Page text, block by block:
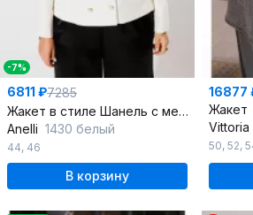
-7%
6811 ₽7285
Жакет в стиле Шанель с мерцающей тканью и пуговицами
Anelli 1430 белый
44, 46
В корзину
16877
Жакет
Vittoria
50, 52,